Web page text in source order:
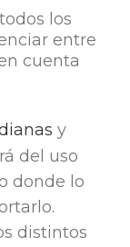
los
entre
cuenta
y
del uso
donde lo
distintos